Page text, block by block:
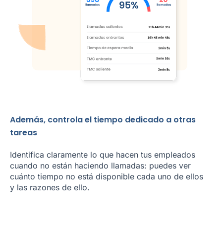
Además, controla el tiempo dedicado a otras
tareas
Identifica claramente lo que hacen tus empleados
cuando no están haciendo llamadas: puedes ver
cuánto tiempo no está disponible cada uno de ellos
y las razones de ello.